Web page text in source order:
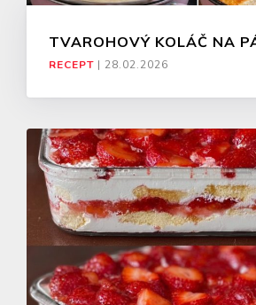
TVAROHOVÝ KOLÁČ NA
RECEPT | 28.02.2026